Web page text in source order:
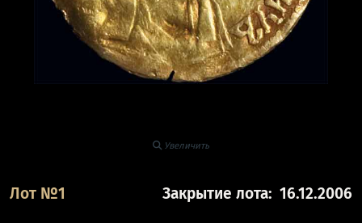
Увеличить
Лот №1 Закрытие лота: 16.12.2006